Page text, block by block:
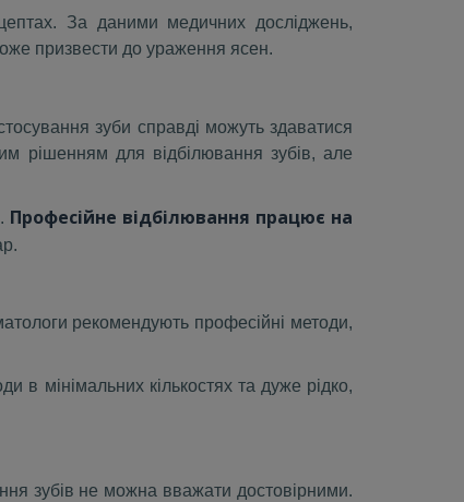
За даними медичних досліджень,
призвести до ураження ясен.
зуби справді можуть здаватися
рішенням для відбілювання зубів, але
Професійне відбілювання працює на
рекомендують професійні методи,
в мінімальних кількостях та дуже рідко,
зубів не можна вважати достовірними.